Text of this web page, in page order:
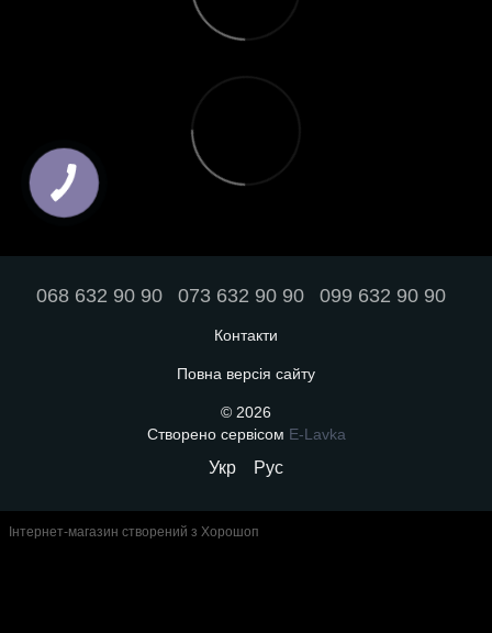
068 632 90 90 073 632 90 90 099 632 90 90
Контакти
Повна версія сайту
© 2026
Створено сервісом E-Lavka
Укр Рус
Інтернет-магазин створений з Хорошоп